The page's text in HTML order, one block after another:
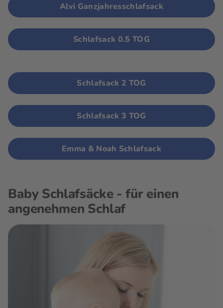
Alvi Ganzjahresschlafsack
Schlafsack 0.5 TOG
Schlafsack 2 TOG
Schlafsack 3 TOG
Emma & Noah Schlafsack
Baby Schlafsäcke - für einen
angenehmen Schlaf